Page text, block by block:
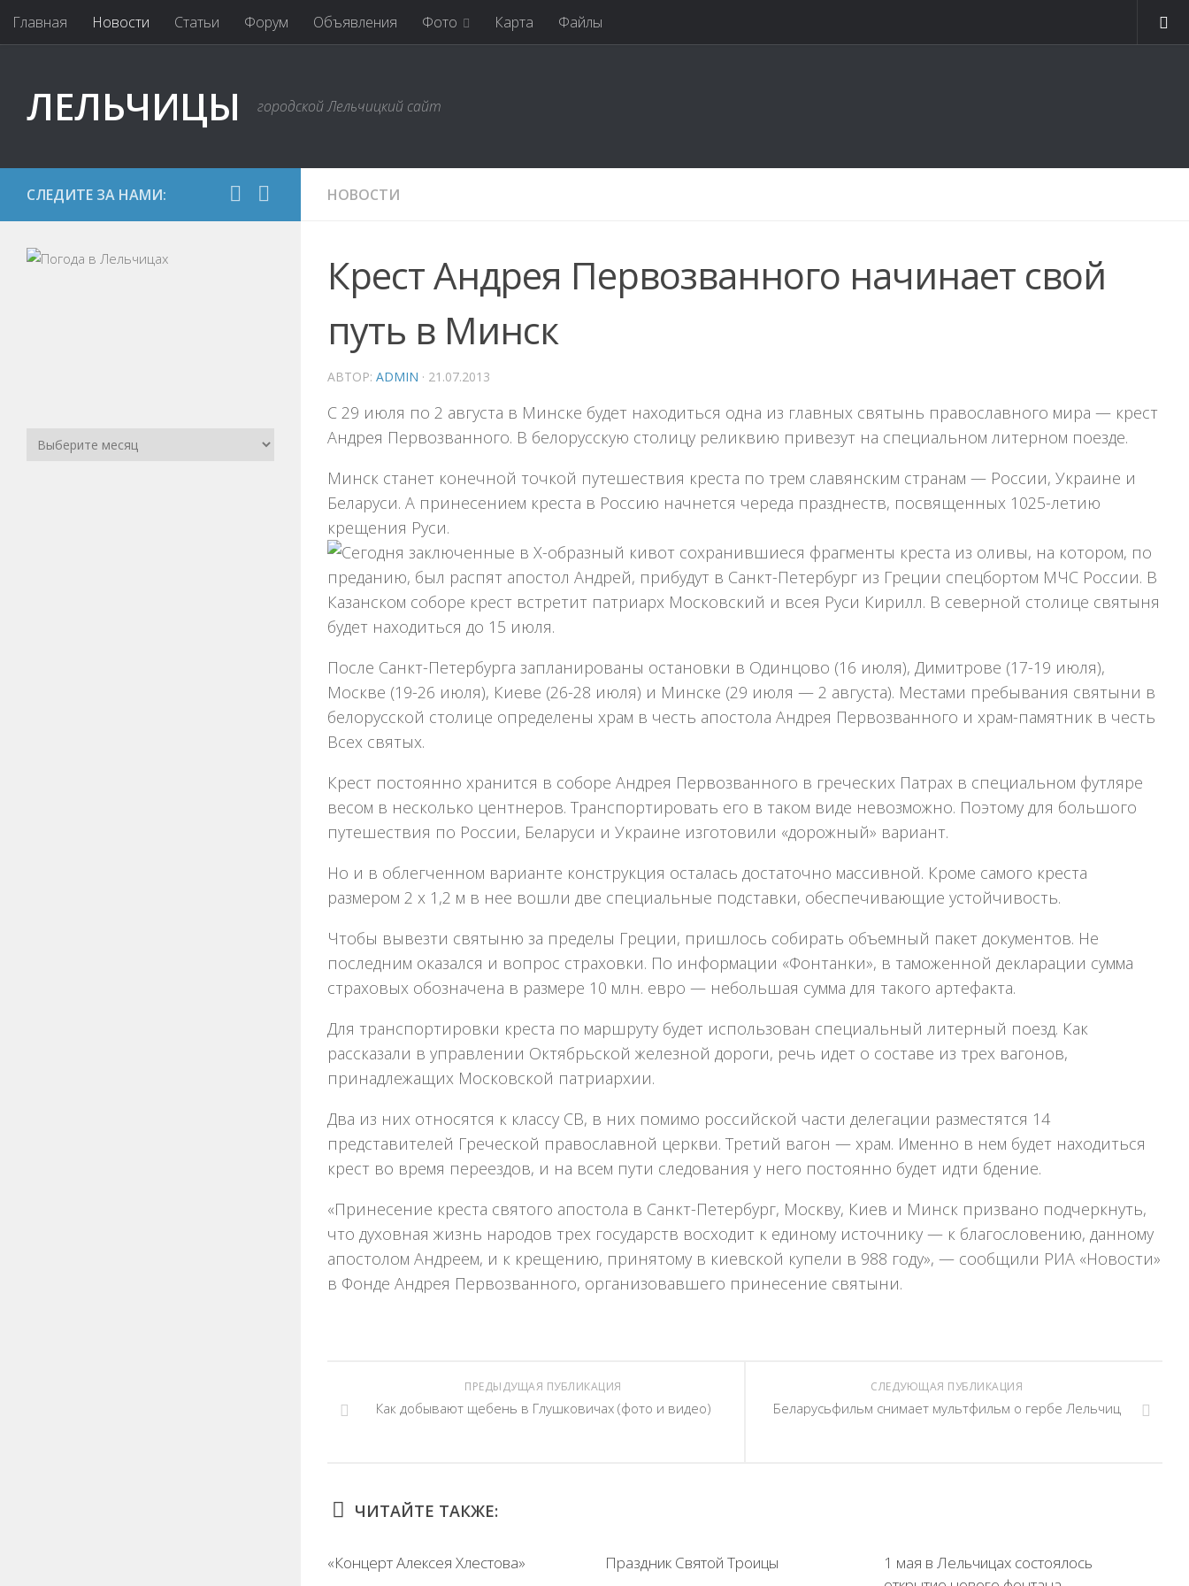
Главная Новости Статьи Форум Объявления Фото Карта Файлы
ЛЕЛЬЧИЦЫ городской Лельчицкий сайт
НОВОСТИ
Крест Андрея Первозванного начинает свой
путь в Минск
АВТОР: ADMIN · 21.07.2013
С 29 июля по 2 августа в Минске будет находиться одна из главных святынь православного мира — крест
Андрея Первозванного. В белорусскую столицу реликвию привезут на специальном литерном поезде.
Минск станет конечной точкой путешествия креста по трем славянским странам — России, Украине и
Беларуси. А принесением креста в Россию начнется череда празднеств, посвященных 1025-летию
крещения Руси.
Сегодня заключенные в X-образный кивот сохранившиеся фрагменты креста из оливы, на котором, по
преданию, был распят апостол Андрей, прибудут в Санкт-Петербург из Греции спецбортом МЧС России. В
Казанском соборе крест встретит патриарх Московский и всея Руси Кирилл. В северной столице святыня
будет находиться до 15 июля.
После Санкт-Петербурга запланированы остановки в Одинцово (16 июля), Димитрове (17-19 июля),
Москве (19-26 июля), Киеве (26-28 июля) и Минске (29 июля — 2 августа). Местами пребывания святыни в
белорусской столице определены храм в честь апостола Андрея Первозванного и храм-памятник в честь
Всех святых.
Крест постоянно хранится в соборе Андрея Первозванного в греческих Патрах в специальном футляре
весом в несколько центнеров. Транспортировать его в таком виде невозможно. Поэтому для большого
путешествия по России, Беларуси и Украине изготовили «дорожный» вариант.
Но и в облегченном варианте конструкция осталась достаточно массивной. Кроме самого креста
размером 2 х 1,2 м в нее вошли две специальные подставки, обеспечивающие устойчивость.
Чтобы вывезти святыню за пределы Греции, пришлось собирать объемный пакет документов. Не
последним оказался и вопрос страховки. По информации «Фонтанки», в таможенной декларации сумма
страховых обозначена в размере 10 млн. евро — небольшая сумма для такого артефакта.
Для транспортировки креста по маршруту будет использован специальный литерный поезд. Как
рассказали в управлении Октябрьской железной дороги, речь идет о составе из трех вагонов,
принадлежащих Московской патриархии.
Два из них относятся к классу СВ, в них помимо российской части делегации разместятся 14
представителей Греческой православной церкви. Третий вагон — храм. Именно в нем будет находиться
крест во время переездов, и на всем пути следования у него постоянно будет идти бдение.
«Принесение креста святого апостола в Санкт-Петербург, Москву, Киев и Минск призвано подчеркнуть,
что духовная жизнь народов трех государств восходит к единому источнику — к благословению, данному
апостолом Андреем, и к крещению, принятому в киевской купели в 988 году», — сообщили РИА «Новости»
в Фонде Андрея Первозванного, организовавшего принесение святыни.
СЛЕДУЮЩАЯ ПУБЛИКАЦИЯ
Беларусьфильм снимает мультфильм о гербе Лельчиц
ПРЕДЫДУЩАЯ ПУБЛИКАЦИЯ
Как добывают щебень в Глушковичах (фото и видео)
ЧИТАЙТЕ ТАКЖЕ:
«Концерт Алексея Хлестова» Праздник Святой Троицы
1 мая в Лельчицах состоялось
СЛЕДИТЕ ЗА НАМИ: